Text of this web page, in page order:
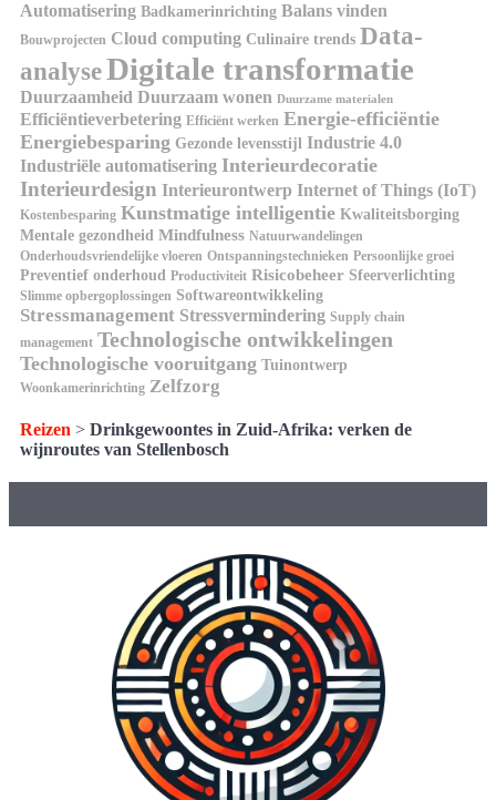
Automatisering Badkamerinrichting Balans vinden
Bouwprojecten Cloud computing Culinaire trends Data-
analyseDigitale transformatie
Duurzaamheid Duurzaam wonen Duurzame materialen
Efficiëntieverbetering Efficiënt werken Energie-efficiëntie
Energiebesparing Gezonde levensstijl Industrie 4.0
Industriële automatisering Interieurdecoratie
Interieurdesign Interieurontwerp Internet of Things (IoT)
Kostenbesparing Kunstmatige intelligentie Kwaliteitsborging
Mentale gezondheid Mindfulness Natuurwandelingen
Onderhoudsvriendelijke vloeren Ontspanningstechnieken Persoonlijke groei
Preventief onderhoud Productiviteit Risicobeheer Sfeerverlichting
Slimme opbergoplossingen Softwareontwikkeling
Stressmanagement Stressvermindering Supply chain
management Technologische ontwikkelingen
Technologische vooruitgang Tuinontwerp
Woonkamerinrichting Zelfzorg
Reizen > Drinkgewoontes in Zuid-Afrika: verken de
wijnroutes van Stellenbosch